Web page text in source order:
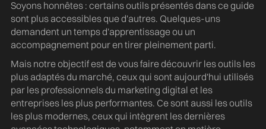
Soyons honnêtes : certains outils présentés dans ce guide
sont plus accessibles que d'autres. Quelques-uns
demandent un temps d'apprentissage ou un
accompagnement pour en tirer pleinement parti.
Mais notre objectif est de vous faire découvrir les outils les
plus adaptés du marché, ceux qui sont aujourd'hui utilisés
par les professionnels du marketing digital et les
entreprises les plus performantes. Ce sont aussi les outils
les plus modernes, ceux qui intègrent les dernières